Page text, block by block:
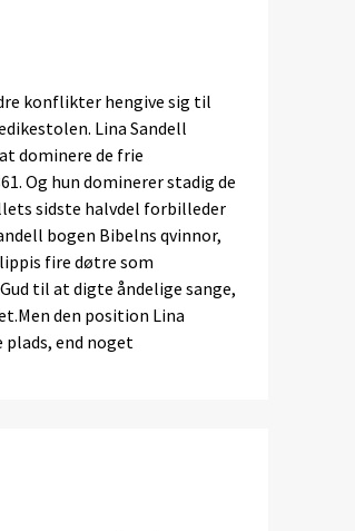
konflikter hengive sig til
Lina Sandell
dominere de frie
Og hun dominerer stadig de
sidste halvdel forbilleder
bogen Bibelns qvinnor,
fire døtre som
til at digte åndelige sange,
den position Lina
end noget